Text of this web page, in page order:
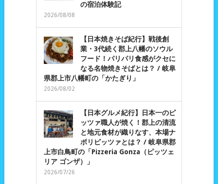
の宿泊体験記
2026/08/08
【日本焼きそば紀行】戦後創
業・3代続く郡上八幡のソウル
フード！パリパリ食感がクセに
なる名物焼きそばとは？ / 岐阜
県郡上市八幡町の「かたぎり」
2026/08/02
【日本グルメ紀行】日本一のピ
ッツァ職人が焼く！郡上の清流
と地元食材が織りなす、本場ナ
ポリピッツァとは？ / 岐阜県郡
上市白鳥町の「Pizzeria Gonza（ピッツェ
リア ゴンザ）」
2026/07/26